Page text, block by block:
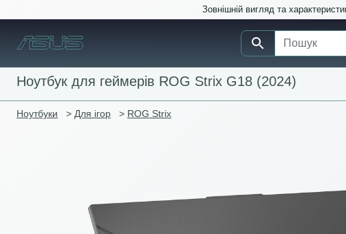
Зовнішній вигляд та
Ноутбук для геймерів ROG Strix G18 (2024)
Ноутбуки > Для ігор > ROG Strix